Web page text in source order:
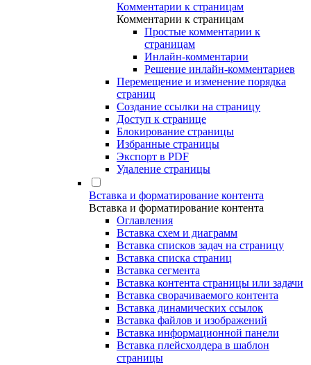
Комментарии к страницам
Комментарии к страницам
Простые комментарии к
страницам
Инлайн-комментарии
Решение инлайн-комментариев
Перемещение и изменение порядка
страниц
Создание ссылки на страницу
Доступ к странице
Блокирование страницы
Избранные страницы
Экспорт в PDF
Удаление страницы
Вставка и форматирование контента
Вставка и форматирование контента
Оглавления
Вставка схем и диаграмм
Вставка списков задач на страницу
Вставка списка страниц
Вставка сегмента
Вставка контента страницы или задачи
Вставка сворачиваемого контента
Вставка динамических ссылок
Вставка файлов и изображений
Вставка информационной панели
Вставка плейсхолдера в шаблон
страницы